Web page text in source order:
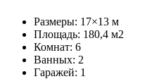
Размеры: 17×13 м
Площадь: 180,4 м2
Комнат: 6
Ванных: 2
Гаражей: 1